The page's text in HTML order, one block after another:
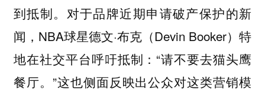
到抵制。对于品牌近期申请破产保护的新
闻，NBA球星德文·布克（Devin Booker）特
地在社交平台呼吁抵制：“请不要去猫头鹰
餐厅。”这也侧面反映出公众对这类营销模